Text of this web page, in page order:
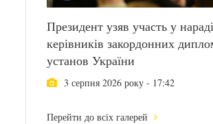
Президент узяв участь у нараді
керівників закордонних
установ України
3 серпня 2026 року - 17:42
Перейти до всіх галерей